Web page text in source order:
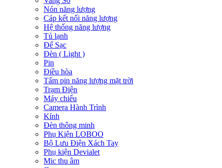
Nón năng lượng
Cáp kết nối năng lượng
Hệ thống năng lượng
Tủ lạnh
Đế Sạc
Đèn ( Light )
Pin
Điều hòa
Tấm pin năng lượng mặt trời
Trạm Điện
Máy chiếu
Camera Hành Trình
Kính
Đèn thông minh
Phụ Kiện LOBOO
Bộ Lưu Điện Xách Tay
Phụ kiện Devialet
Mic thu âm